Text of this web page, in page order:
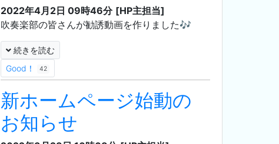
2022年4月2日 09時46分 [HP主担当]
吹奏楽部の皆さんが勧誘動画を作りました🎶
続きを読む
Good！
42
新ホームページ始動の
お知らせ